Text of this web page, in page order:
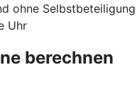
ohne Selbstbeteiligung
Uhr
berechnen